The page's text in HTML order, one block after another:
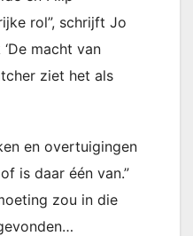
rol”, schrijft Jo
macht van
ziet het als
en overtuigingen
is daar één van.”
zou in die